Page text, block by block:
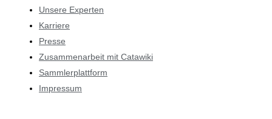
Unsere Experten
Karriere
Presse
Zusammenarbeit mit Catawiki
Sammlerplattform
Impressum